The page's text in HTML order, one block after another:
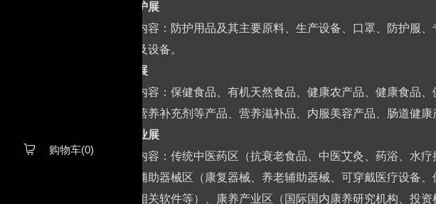
 购物车(0)
防疫、防护展
主要展示内容：防护用品及其主要原料、生产设备、口罩、防护服
检验试剂及设备。
营养健康展
主要展示内容：保健食品、有机天然食品、健康农产品、健康食品
品、健身营养补充剂等产品、营养滋补品、内服美容产品、肠道健康
抗衰老产业展
主要展示内容：传统中医药区（抗衰老食品、中医艾灸、药浴、水
构等）、辅助器械区（康复器械、养老辅助器械、可穿戴医疗设备
提供商及相关软件等）、康养产业区（国际国内康养研究机构、投资